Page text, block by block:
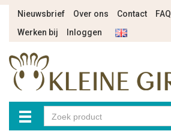
Nieuwsbrief Over ons Contact FAQ
Werken bij
Inloggen